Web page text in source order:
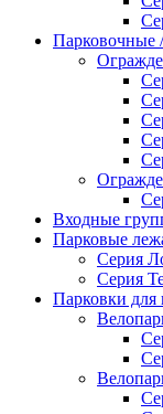
Парковочные
Входные
Парковые
Серия
Серия
Парковки для